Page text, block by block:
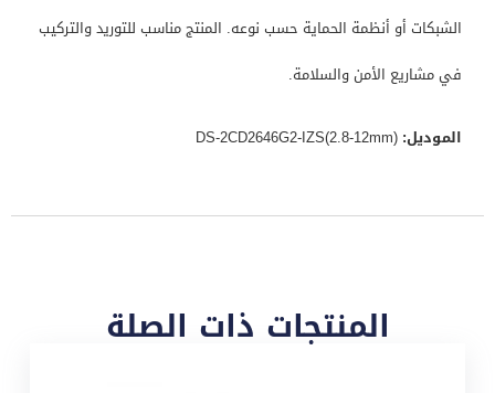
الشبكات أو أنظمة الحماية حسب نوعه. المنتج مناسب للتوريد والتركيب
في مشاريع الأمن والسلامة.
الموديل:
المنتجات ذات الصلة